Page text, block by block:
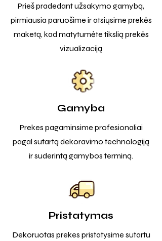
Prieš pradedant užsakymo gamybą,
pirmiausia paruošime ir atsiųsime prekės
maketą, kad matytumėte tikslią prekės
vizualizaciją
Gamyba
Prekes pagaminsime profesionaliai
pagal sutartą dekoravimo technologiją
ir suderintą gamybos terminą.
Pristatymas
Dekoruotas prekes pristatysime sutartu